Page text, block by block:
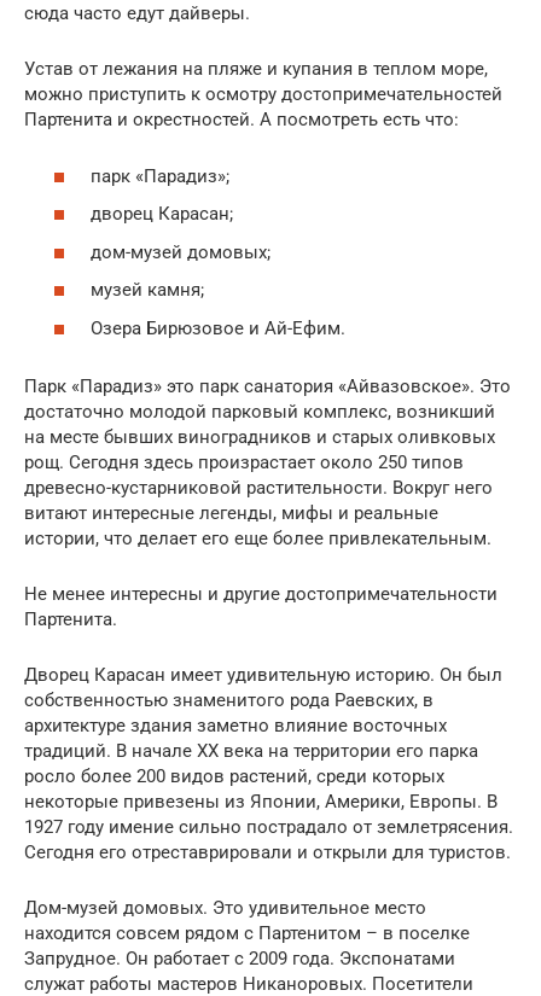
сюда часто едут дайверы.
Устав от лежания на пляже и купания в теплом море,
можно приступить к осмотру достопримечательностей
Партенита и окрестностей. А посмотреть есть что:
парк «Парадиз»;
дворец Карасан;
дом-музей домовых;
музей камня;
Озера Бирюзовое и Ай-Ефим.
Парк «Парадиз» это парк санатория «Айвазовское». Это
достаточно молодой парковый комплекс, возникший
на месте бывших виноградников и старых оливковых
рощ. Сегодня здесь произрастает около 250 типов
древесно-кустарниковой растительности. Вокруг него
витают интересные легенды, мифы и реальные
истории, что делает его еще более привлекательным.
Не менее интересны и другие достопримечательности
Партенита.
Дворец Карасан имеет удивительную историю. Он был
собственностью знаменитого рода Раевских, в
архитектуре здания заметно влияние восточных
традиций. В начале XX века на территории его парка
росло более 200 видов растений, среди которых
некоторые привезены из Японии, Америки, Европы. В
1927 году имение сильно пострадало от землетрясения.
Сегодня его отреставрировали и открыли для туристов.
Дом-музей домовых. Это удивительное место
находится совсем рядом с Партенитом – в поселке
Запрудное. Он работает с 2009 года. Экспонатами
служат работы мастеров Никаноровых. Посетители